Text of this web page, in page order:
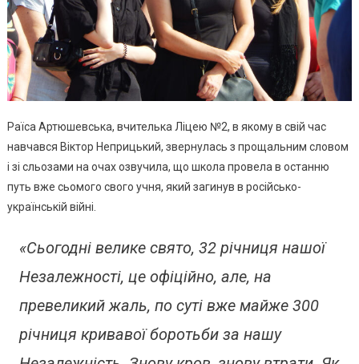
Раїса Артюшевська, вчителька Ліцею №2, в якому в свій час
навчався Віктор Неприцький, звернулась з прощальним словом
і зі сльозами на очах озвучила, що школа провела в останню
путь вже сьомого свого учня, який загинув в російсько-
українській війні.
«Сьогодні велике свято, 32 річниця нашої
Незалежності, це офіційно, але, на
превеликий жаль, по суті вже майже 300
річниця кривавої боротьби за нашу